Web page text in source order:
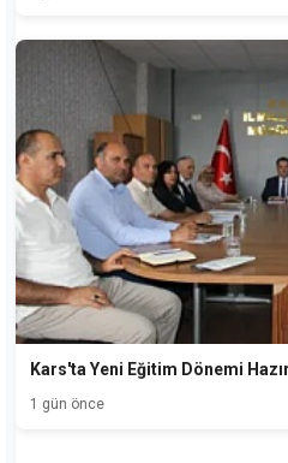
Kars'ta Yeni Eğitim Dönemi
1 gün önce